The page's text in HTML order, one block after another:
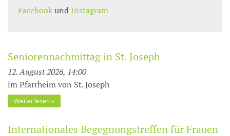
Facebookund Instagram
Seniorennachmittag in St. Joseph
12. August 2026, 14:00
im Pfarrheim von St. Joseph
Weiter lesen
Internationales Begegnungstreffen für Frauen